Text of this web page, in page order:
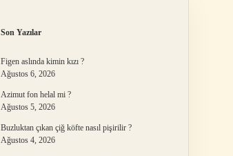
Son Yazılar
Figen aslında kimin kızı ?
Ağustos 6, 2026
Azimut fon helal mi ?
Ağustos 5, 2026
Buzluktan çıkan çiğ köfte nasıl pişirilir ?
Ağustos 4, 2026